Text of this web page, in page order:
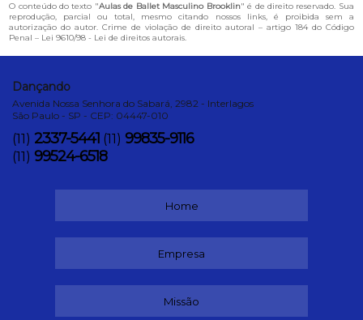
O conteúdo do texto "Aulas de Ballet Masculino Brooklin" é de direito reservado. Sua
reprodução, parcial ou total, mesmo citando nossos links, é proibida sem a
autorização do autor. Crime de violação de direito autoral – artigo 184 do Código
Penal – Lei 9610/98 - Lei de direitos autorais.
Dançando
Avenida Nossa Senhora do Sabará, 2982 - Interlagos
São Paulo - SP - CEP: 04447-010
(11) 2337-5441 (11) 99835-9116
(11) 99524-6518
Home
Empresa
Missão